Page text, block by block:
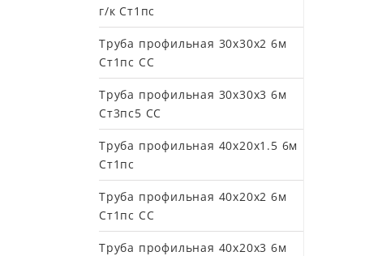
г/к Ст1пс
Труба профильная 30х30х2 6м
Ст1пс СС
Труба профильная 30х30х3 6м
Ст3пс5 СС
Труба профильная 40х20х1.5 6м
Ст1пс
Труба профильная 40х20х2 6м
Ст1пс СС
Труба профильная 40х20х3 6м